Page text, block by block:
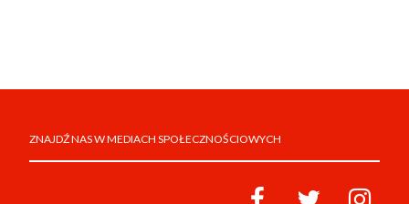
ZNAJDŹ NAS W MEDIACH SPOŁECZNOŚCIOWYCH